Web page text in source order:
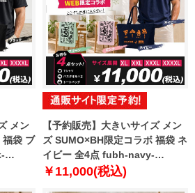
メン
福袋 ブ
予
【予約販売】大きいサイズ メン
ズ SUMO×BH限定コラボ 福袋 ネ
イビー 全4点 fubh-navy-
sumo999-b【10月下旬発送予
￥11,000(税込)